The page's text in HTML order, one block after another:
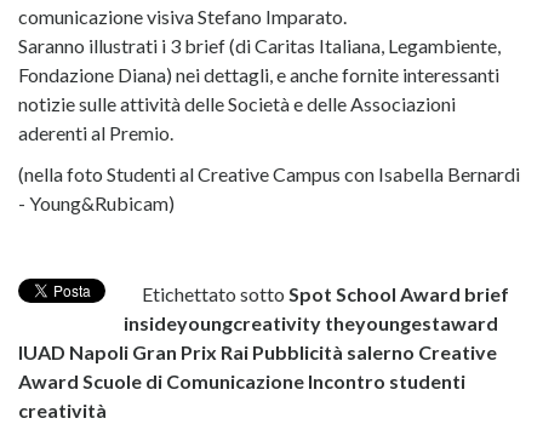
comunicazione visiva Stefano Imparato.
Saranno illustrati i 3 brief (di Caritas Italiana, Legambiente,
Fondazione Diana) nei dettagli, e anche fornite interessanti
notizie sulle attività delle Società e delle Associazioni
aderenti al Premio.
(nella foto Studenti al Creative Campus con Isabella Bernardi
- Young&Rubicam)
Etichettato sotto Spot School Award brief
insideyoungcreativity theyoungestaward
IUAD Napoli Gran Prix Rai Pubblicità salerno Creative
Award Scuole di Comunicazione Incontro studenti
creatività